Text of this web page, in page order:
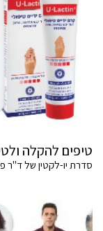
טיפים להקלה
סדרת יו-לקטין של ד"ר